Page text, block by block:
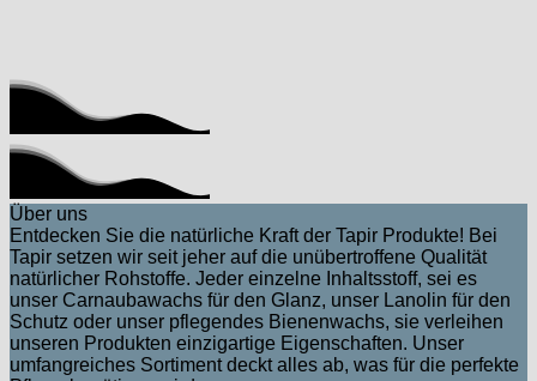
Über uns
Entdecken Sie die natürliche Kraft der Tapir Produkte! Bei
Tapir setzen wir seit jeher auf die unübertroffene Qualität
natürlicher Rohstoffe. Jeder einzelne Inhaltsstoff, sei es
unser Carnaubawachs für den Glanz, unser Lanolin für den
Schutz oder unser pflegendes Bienenwachs, sie verleihen
unseren Produkten einzigartige Eigenschaften. Unser
umfangreiches Sortiment deckt alles ab, was für die perfekte